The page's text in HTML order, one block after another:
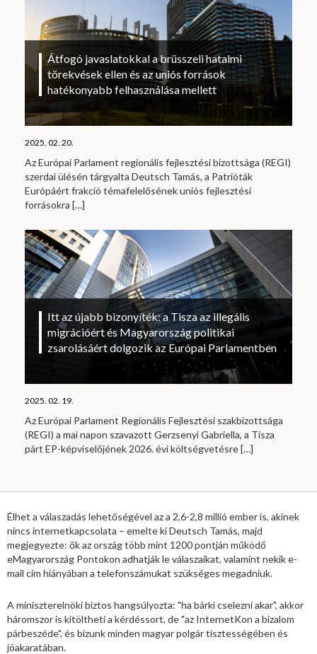
Átfogó javaslatokkal a brüsszeli hatalmi
törekvések ellen és az uniós források
hatékonyabb felhasználása mellett
2025. 02. 20.
Az Európai Parlament regionális fejlesztési bizottsága (REGI)
szerdai ülésén tárgyalta Deutsch Tamás, a Patrióták
Európáért frakció témafelelősének uniós fejlesztési
forrásokra […]
Itt az újabb bizonyíték: a Tisza az illegális
migrációért és Magyarország politikai
zsarolásáért dolgozik az Európai Parlamentben
2025. 02. 19.
Az Európai Parlament Regionális Fejlesztési szakbizottsága
(REGI) a mai napon szavazott Gerzsenyi Gabriella, a Tisza
párt EP-képviselőjének 2026. évi költségvetésre[…]
Élhet a válaszadás lehetőségével az a 2,6-2,8 millió ember is, akinek
nincs internetkapcsolata – emelte ki Deutsch Tamás, majd
megjegyezte: ők az ország több mint 1200 pontján működő
eMagyarország Pontokon adhatják le válaszaikat, valamint nekik e-
mail cím hiányában a telefonszámukat szükséges megadniuk.
A miniszterelnöki biztos hangsúlyozta: "ha bárki cselezni akar", akkor
háromszor is kitöltheti a kérdéssort, de "az InternetKon a bizalom
párbeszéde", és bízunk minden magyar polgár tisztességében és
jóakaratában.